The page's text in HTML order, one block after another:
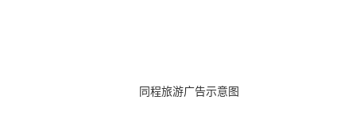
同程旅游广告示意图